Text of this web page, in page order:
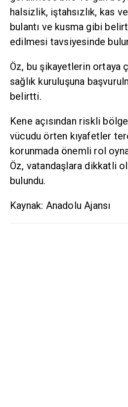
halsizlik, iştahsızlık, kas
bulantı ve kusma gibi
edilmesi tavsiyesinde
Öz, bu şikayetlerin ortaya
sağlık kuruluşuna
belirtti.
Kene açısından riskli
vücudu örten kıyafetler
korunmada önemli rol
Öz, vatandaşlara dikkatli
bulundu.
Kaynak: Anadolu Ajansı